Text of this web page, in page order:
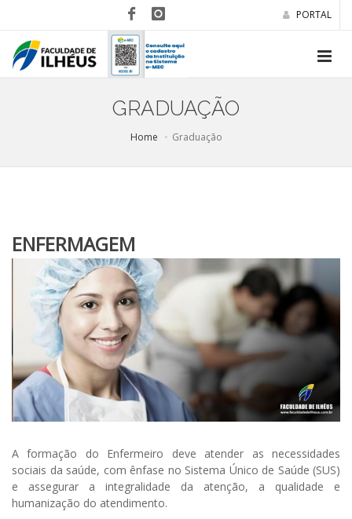
PORTAL
GRADUAÇÃO
Home Graduação
ENFERMAGEM
A formação do Enfermeiro deve atender as necessidades
sociais da saúde, com ênfase no Sistema Único de Saúde (SUS)
e assegurar a integralidade da atenção, a qualidade e
humanização do atendimento.